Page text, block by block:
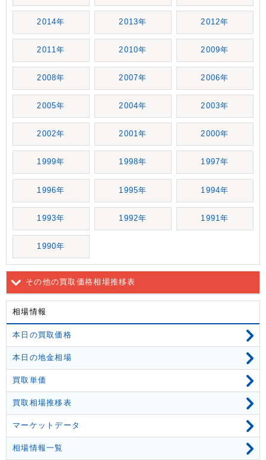
2014年 2013年 2012年
2011年 2010年 2009年
2008年 2007年 2006年
2005年 2004年 2003年
2002年 2001年 2000年
1999年 1998年 1997年
1996年 1995年 1994年
1993年 1992年 1991年
1990年
その他の買取価格相場推移表
相場情報
本日の買取価格
本日の地金相場
買取単価
買取相場推移表
マーケットデータ
相場情報一覧